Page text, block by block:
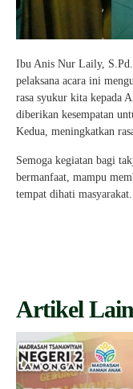
Ibu Anis Nur Laily,
pelaksana acara ini
rasa syukur kita kepada
diberikan kesempatan
Kedua, meningkatkan
Semoga kegiatan bagi
bermanfaat, mampu
tempat dihati
Artikel